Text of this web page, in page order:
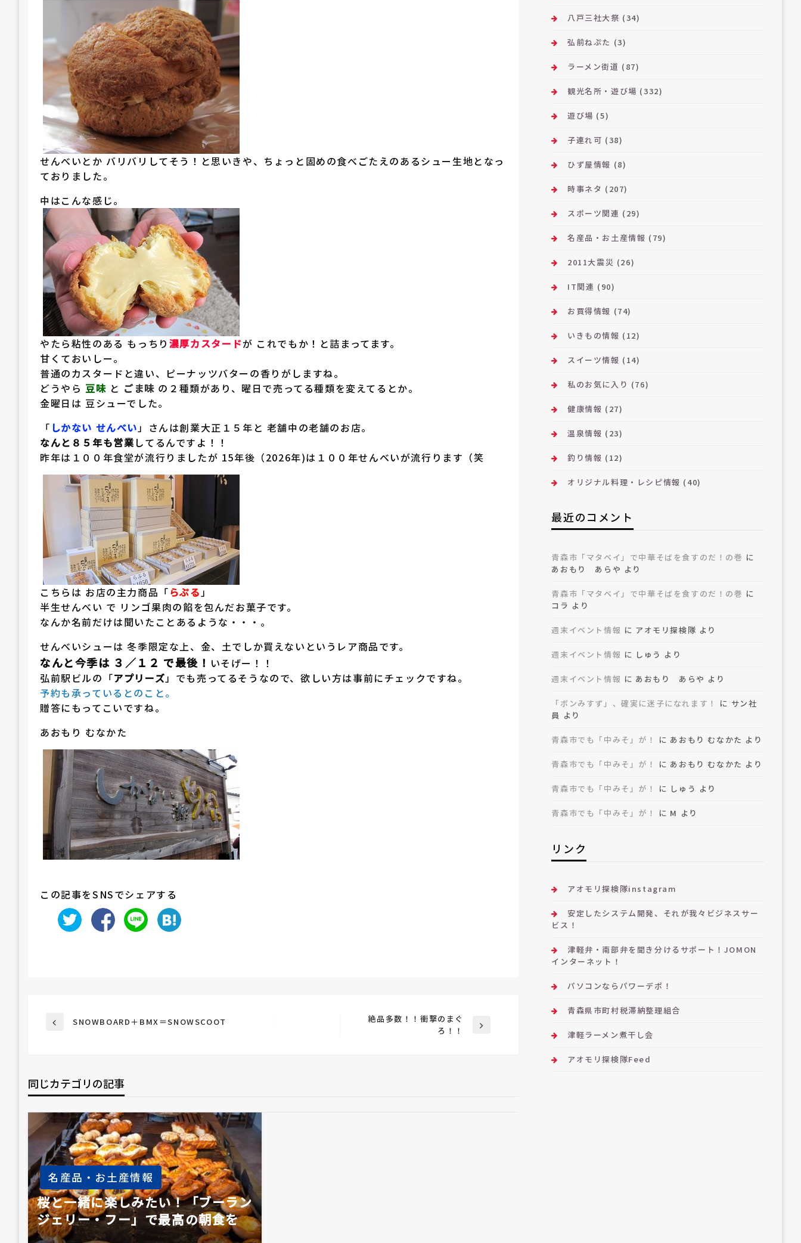
せんべいとか バリバリしてそう！と思いきや、ちょっと固めの食べごたえのあるシュー生地となっ
ておりました。
中はこんな感じ。
やたら粘性のある もっちり 濃厚カスタードが これでもか！と詰まってます。
甘くておいしー。
普通のカスタードと違い、ピーナッツバターの香りがしますね。
どうやら 豆味 と ごま味 の２種類があり、曜日で売ってる種類を変えてるとか。
金曜日は 豆シューでした。
「 しかない せんべい」さんは創業大正１５年と 老舗中の老舗のお店。
なんと８５年も営業 してるんですよ！！
昨年は１００年食堂が流行りましたが 15年後（2026年)は１００年せんべいが流行ります（笑
こちらは お店の主力商品「らぷる」
半生せんべい で リンゴ果肉の餡を包んだお菓子です。
なんか名前だけは聞いたことあるような・・・。
せんべいシューは 冬季限定な上、金、土でしか買えないというレア商品です。
なんと今季は ３／１２ で最後！ いそげー！！
弘前駅ビルの「アプリーズ」でも売ってるそうなので、欲しい方は事前にチェックですね。
予約も承っているとのこと。
贈答にもってこいですね。
あおもり むなかた
この記事をSNSでシェアする
投
ナ
ビ
ゲ
ー
シ
前
SNOWBOARD＋BMX＝SNOWSCOOT
絶品多数！！衝撃のまぐ
ろ！！
同じカテゴリの記事
名産品・お土産情報
桜と一緒に楽しみたい！「ブーラン
ジェリー・フー」で最高の朝食を
八戸三社大祭 (34)
弘前ねぷた (3)
ラーメン街道 (87)
観光名所・遊び場 (332)
遊び場 (5)
子連れ可 (38)
ひず屋情報 (8)
時事ネタ (207)
スポーツ関連 (29)
名産品・お土産情報 (79)
2011大震災 (26)
IT関連 (90)
お買得情報 (74)
いきもの情報 (12)
スイーツ情報 (14)
私のお気に入り (76)
健康情報 (27)
温泉情報 (23)
釣り情報 (12)
オリジナル料理・レシピ情報 (40)
最近のコメント
青森市「マタベイ」で中華そばを食すのだ！の巻 に
あおもり あらや より
青森市「マタベイ」で中華そばを食すのだ！の巻 に
コラ より
週末イベント情報 に アオモリ探検隊 より
週末イベント情報 に しゅう より
週末イベント情報 に あおもり あらや より
「ボンみすず」、確実に迷子になれます！ に サン社
員 より
青森市でも「中みそ」が！ に あおもり むなかた より
青森市でも「中みそ」が！ に あおもり むなかた より
青森市でも「中みそ」が！ に しゅう より
青森市でも「中みそ」が！ に M より
リンク
アオモリ探検隊instagram
安定したシステム開発、それが我々ビジネスサー
ビス！
津軽弁・南部弁を聞き分けるサポート！JOMON
インターネット！
パソコンならパワーデポ！
青森県市町村税滞納整理組合
津軽ラーメン煮干し会
アオモリ探検隊Feed